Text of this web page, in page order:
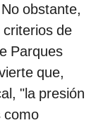
obstante,
de
Parques
que,
"la presión
como